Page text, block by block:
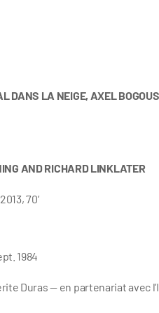
DANS LA NEIGE, AXEL
AND RICHARD LINKLATER
70’
1984
Duras — en partenariat avec